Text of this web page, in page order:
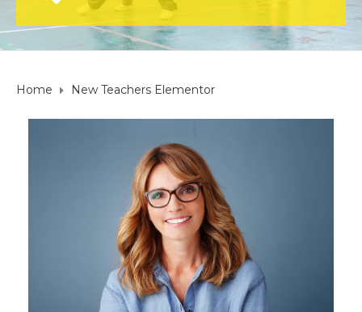
Home New Teachers Elementor